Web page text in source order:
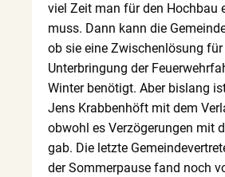
viel Zeit man für den Hochbau
muss. Dann kann die
ob sie eine Zwischenlösung für
Unterbringung der
Winter benötigt. Aber bislang
Jens Krabbenhöft mit dem
obwohl es Verzögerungen mit
gab. Die letzte
der Sommerpause fand noch